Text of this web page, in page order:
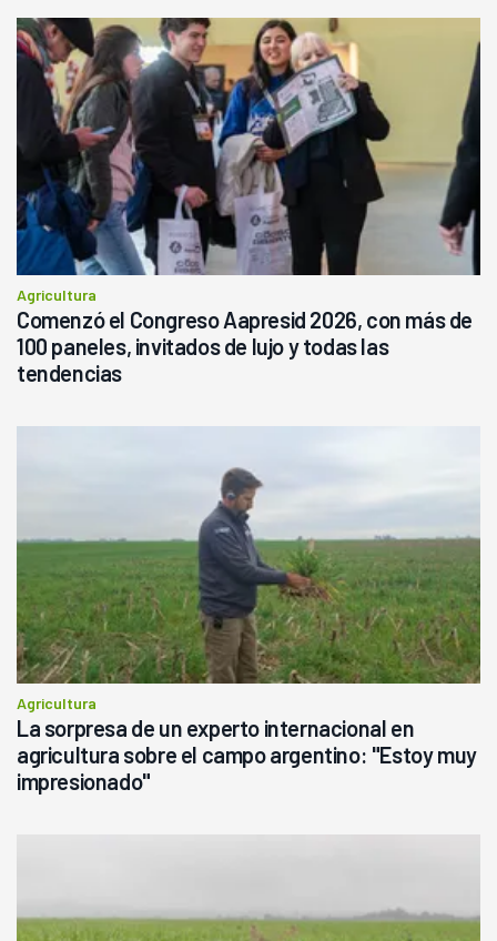
Agricultura
Comenzó el Congreso Aapresid 2026, con más de
100 paneles, invitados de lujo y todas las
tendencias
Agricultura
La sorpresa de un experto internacional en
agricultura sobre el campo argentino: "Estoy muy
impresionado"